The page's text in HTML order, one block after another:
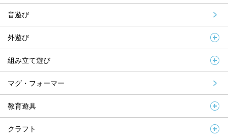
音遊び
外遊び
組み立て遊び
マグ・フォーマー
教育遊具
クラフト